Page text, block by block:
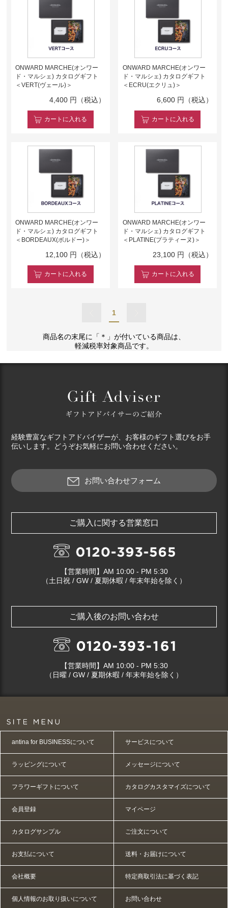
ONWARD MARCHE(オンワー
ド・マルシェ) カタログギフト
＜VERT(ヴェール)＞
4,400 円（税込）
カート に入れる
ONWARD MARCHE(オンワー
ド・マルシェ) カタログギフト
＜ECRU(エクリュ)＞
6,600 円（税込）
カート に入れる
ONWARD MARCHE(オンワー
ド・マルシェ) カタログギフト
＜BORDEAUX(ボルドー)＞
12,100 円（税込）
カート に入れる
ONWARD MARCHE(オンワー
ド・マルシェ) カタログギフト
＜PLATINE(プラティーヌ)＞
23,100 円（税込）
カート に入れる
1
商品名の末尾に「＊」が付いている商品は、
軽減税率対象商品です。
経験豊富なギフトアドバイザーが、お客様のギフト選びをお手
伝いします。どうぞお気軽にお問い合わせください。
お問い合わせフォーム
ご購入に関する営業窓口
【営業時間】AM 10:00 - PM 5:30
（土日祝 / GW / 夏期休暇 / 年末年始を除く）
ご購入後のお問い合わせ
【営業時間】AM 10:00 - PM 5:30
（日曜 / GW / 夏期休暇 / 年末年始を除く）
antina for BUSINESSについて サービスについて
ラッピングについて メッセージについて
フラワーギフトについて カタログカスタマイズについて
会員登録 マイページ
カタログサンプル ご注文について
お支払について 送料・お届けについて
会社概要 特定商取引法に基づく表記
個人情報のお取り扱いについて お問い合わせ